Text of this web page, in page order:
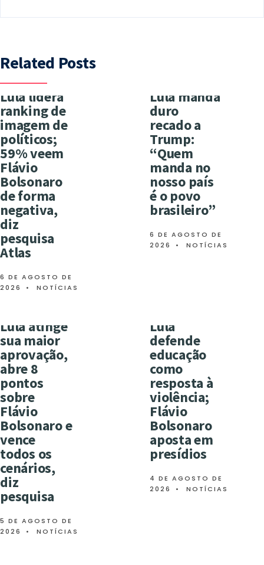
Related Posts
Lula lidera
ranking de
imagem de
políticos;
59% veem
Flávio
Bolsonaro
de forma
negativa,
diz
pesquisa
Atlas
6 DE AGOSTO DE
2026
• NOTÍCIAS
Lula manda
duro
recado a
Trump:
“Quem
manda no
nosso país
é o povo
brasileiro”
6 DE AGOSTO DE
2026
• NOTÍCIAS
Lula atinge
sua maior
aprovação,
abre 8
pontos
sobre
Flávio
Bolsonaro e
vence
todos os
cenários,
diz
pesquisa
5 DE AGOSTO DE
2026
• NOTÍCIAS
Lula
defende
educação
como
resposta à
violência;
Flávio
Bolsonaro
aposta em
presídios
4 DE AGOSTO DE
2026
• NOTÍCIAS